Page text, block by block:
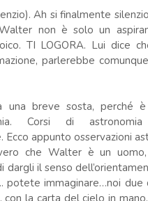
Ah si finalmente
non è solo un
TI LOGORA. Lui dice
parlerebbe
una breve sosta, perché
Corsi di
Ecco appunto osservazioni
che Walter è un
dargli il senso
potete immaginare…noi
con la carta del cielo in